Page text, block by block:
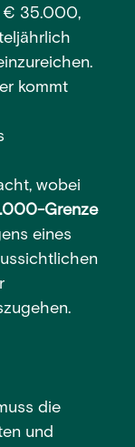
€ 35.000,
kommt
wobei
Grenze
eines
die
und